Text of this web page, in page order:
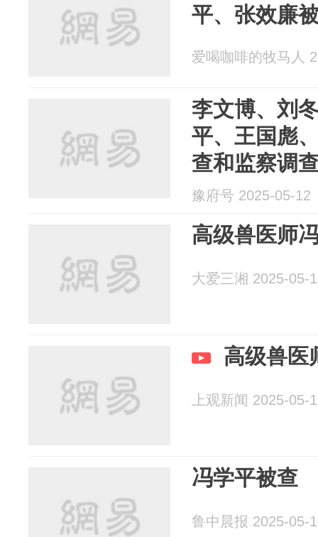
平、张效廉
爱喝咖啡的牧马人
李文博、刘
平、王国彪
查和监察调
豫府号 2025-05-12
高级兽医师
大爱三湘 2025-05-
高级兽医
上观新闻 2025-05-
冯学平被查
鲁中晨报 2025-05-